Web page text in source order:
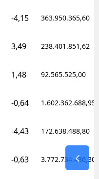
-4,15 363.950.365,60
3,49 238.401.851,62
1,48 92.565.525,00
-0,64 1.602.362.688,95
-4,43 172.638.488,80
-0,63 3.772.734.436,30